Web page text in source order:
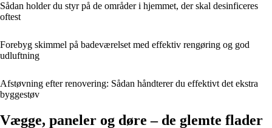
Sådan holder du styr på de områder i hjemmet, der skal desinficeres
oftest
Forebyg skimmel på badeværelset med effektiv rengøring og god
udluftning
Afstøvning efter renovering: Sådan håndterer du effektivt det ekstra
byggestøv
Vægge, paneler og døre – de glemte flader